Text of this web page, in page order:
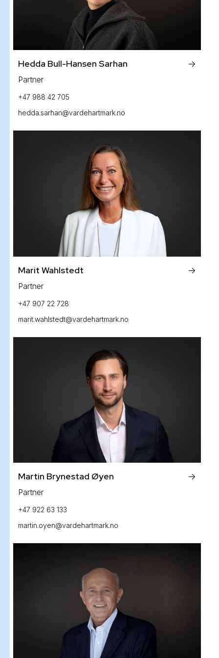
Hedda Bull-Hansen Sarhan
Partner
->
+47 988 42 705
hedda.sarhan@vardehartmark.no
Marit Wahlstedt
Partner
->
+47 907 22 728
marit.wahlstedt@vardehartmark.no
Martin Brynestad Øyen
Partner
->
+47 922 63 133
martin.oyen@vardehartmark.no